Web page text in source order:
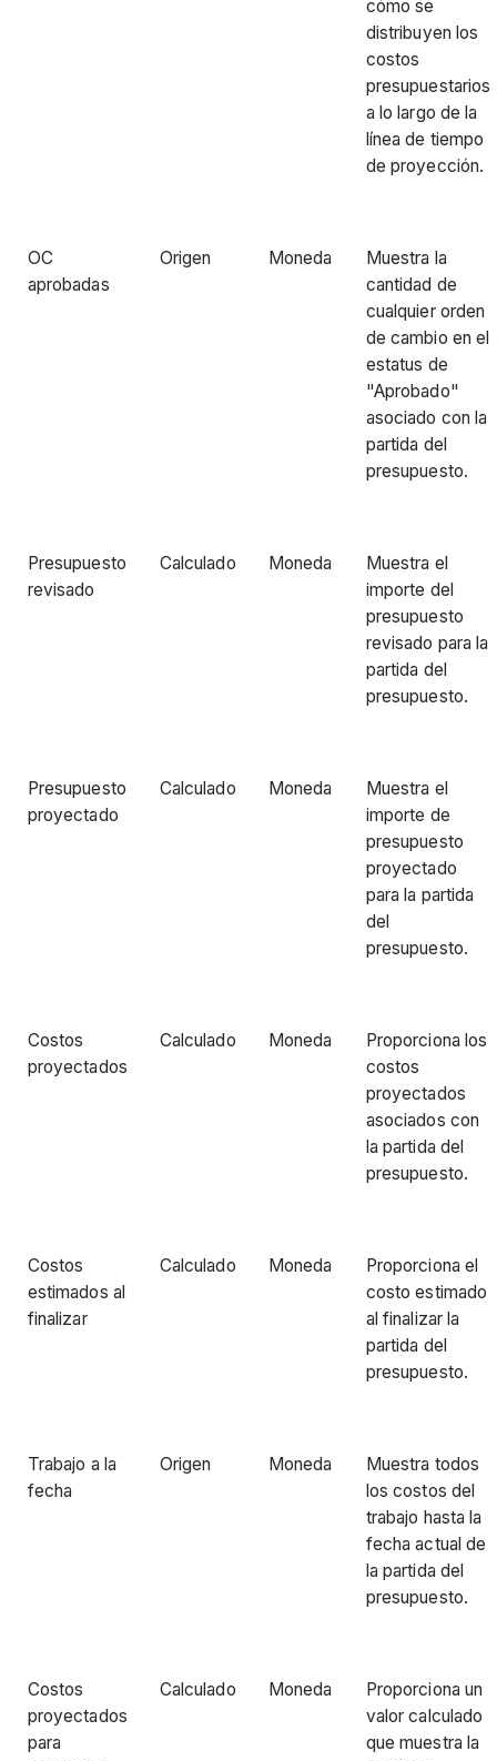
cómo se
distribuyen los
costos
presupuestarios
a lo largo de la
línea de tiempo
de proyección.
OC
aprobadas
Origen Moneda
Muestra la
cantidad de
cualquier orden
de cambio en el
estatus de
"Aprobado"
asociado con la
partida del
presupuesto.
Presupuesto
revisado
Calculado Moneda
Muestra el
importe del
presupuesto
revisado para la
partida del
presupuesto.
Presupuesto
proyectado
Calculado Moneda
Muestra el
importe de
presupuesto
proyectado
para la partida
del
presupuesto.
Costos
proyectados
Calculado Moneda
Proporciona los
costos
proyectados
asociados con
la partida del
presupuesto.
Costos
estimados al
finalizar
Calculado Moneda
Proporciona el
costo estimado
al finalizar la
partida del
presupuesto.
Trabajo a la
fecha
Origen Moneda
Muestra todos
los costos del
trabajo hasta la
fecha actual de
la partida del
presupuesto.
Costos
proyectados
para
Calculado Moneda
Proporciona un
valor calculado
que muestra la